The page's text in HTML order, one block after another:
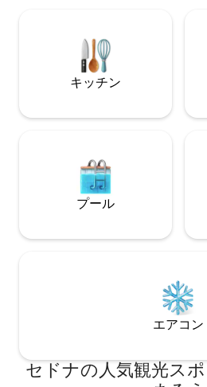
す。 円形の階段は、プライベート
スイートと大きな星空観測デッキ
がります。 玄関からすぐにハイキ
できます！キッチン
プール
エアコン
セドナの人気観光ス